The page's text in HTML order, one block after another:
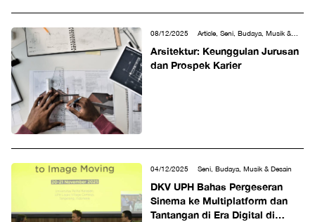
08/12/2025
Arsitektur: Keunggulan Jurusan
dan Prospek Karier
04/12/2025 Seni, Budaya, Musik & Desain
DKV UPH Bahas Pergeseran
Sinema ke Multiplatform dan
Tantangan di Era Digital di